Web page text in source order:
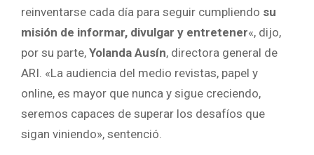
reinventarse cada día para seguir cumpliendo su
misión de informar, divulgar y entretener«, dijo,
por su parte, Yolanda Ausín, directora general de
ARI. «La audiencia del medio revistas, papel y
online, es mayor que nunca y sigue creciendo,
seremos capaces de superar los desafíos que
sigan viniendo», sentenció.